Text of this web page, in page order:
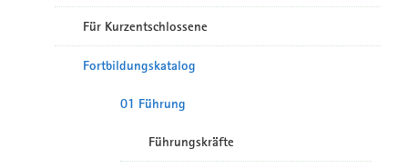
Für Kurzentschlossene
Fortbildungskatalog
01 Führung
Führungskräfte